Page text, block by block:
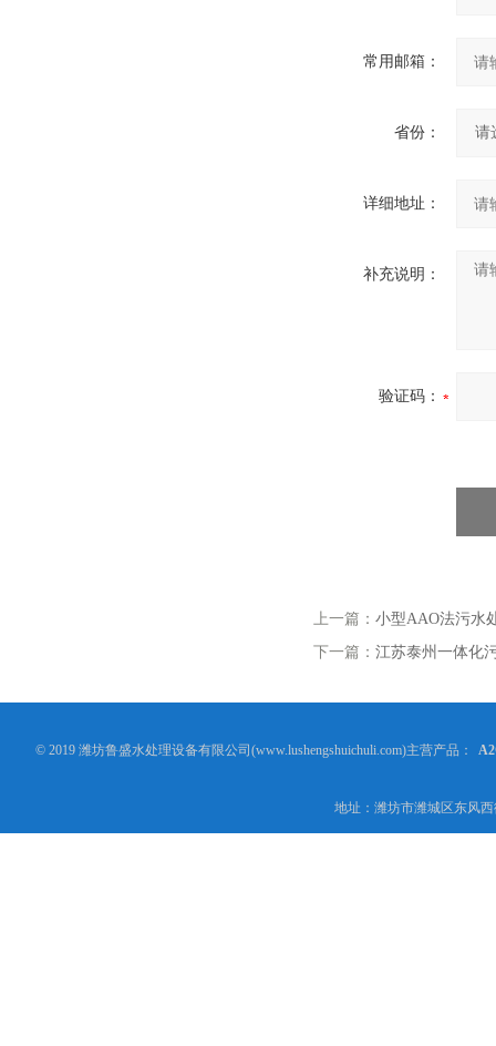
常用邮箱：
省份：
详细地址：
补充说明：
验证码：
上一篇： 小型AAO法污水
下一篇： 江苏泰州一体化
© 2019 潍坊鲁盛水处理设备有限公司(www.lushengshuichuli.com)主营产品：
地址：潍坊市潍城区东风